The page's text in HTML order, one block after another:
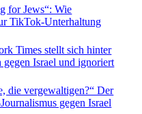
for Jews“: Wie
TikTok-Unterhaltung
Times stellt sich hinter
Israel und ignoriert
die vergewaltigen?“ Der
gegen Israel